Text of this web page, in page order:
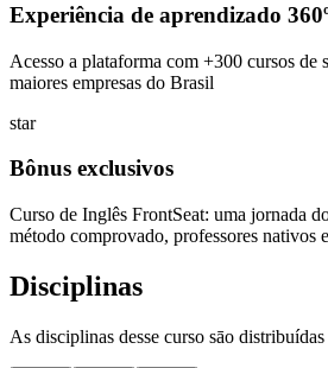
Experiência de aprendizado
Acesso a plataforma com +300 cursos de
maiores empresas do Brasil
star
Bônus exclusivos
Curso de Inglês FrontSeat: uma jornada
método comprovado, professores nativos
Disciplinas
As disciplinas desse curso sāo